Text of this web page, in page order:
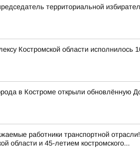
территориальной
Костромской области исполнилось
в Костроме открыли обновлённую
работники транспортной
области и 45-летием костромского...